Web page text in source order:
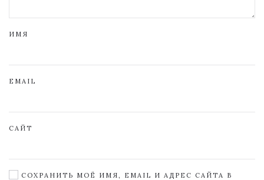
ИМЯ
EMAIL
САЙТ
СОХРАНИТЬ МОЁ ИМЯ, EMAIL И АДРЕС САЙТА В